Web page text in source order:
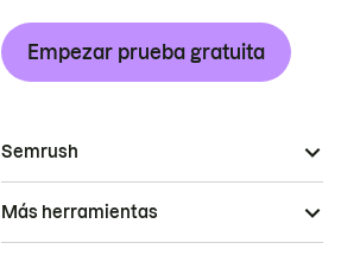
Empezar prueba gratuita
Semrush
Más herramientas